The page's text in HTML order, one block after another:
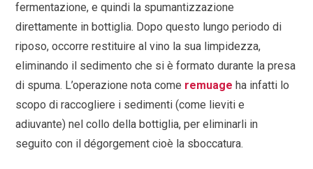
fermentazione, e quindi la spumantizzazione
direttamente in bottiglia. Dopo questo lungo periodo di
riposo, occorre restituire al vino la sua limpidezza,
eliminando il sedimento che si è formato durante la presa
di spuma. L’operazione nota come remuage ha infatti lo
scopo di raccogliere i sedimenti (come lieviti e
adiuvante) nel collo della bottiglia, per eliminarli in
seguito con il dégorgement cioè la sboccatura.